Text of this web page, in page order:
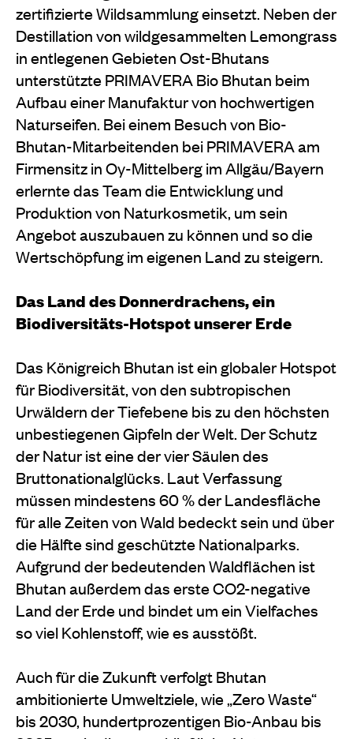
zertifizierte Wildsammlung einsetzt. Neben der
Destillation von wildgesammelten Lemongrass
in entlegenen Gebieten Ost-Bhutans
unterstützte PRIMAVERA Bio Bhutan beim
Aufbau einer Manufaktur von hochwertigen
Naturseifen. Bei einem Besuch von Bio-
Bhutan-Mitarbeitenden bei PRIMAVERA am
Firmensitz in Oy-Mittelberg im Allgäu/Bayern
erlernte das Team die Entwicklung und
Produktion von Naturkosmetik, um sein
Angebot auszubauen zu können und so die
Wertschöpfung im eigenen Land zu steigern.
Das Land des Donnerdrachens, ein
Biodiversitäts-Hotspot unserer Erde
Das Königreich Bhutan ist ein globaler Hotspot
für Biodiversität, von den subtropischen
Urwäldern der Tiefebene bis zu den höchsten
unbestiegenen Gipfeln der Welt. Der Schutz
der Natur ist eine der vier Säulen des
Bruttonationalglücks. Laut Verfassung
müssen mindestens 60 % der Landesfläche
für alle Zeiten von Wald bedeckt sein und über
die Hälfte sind geschützte Nationalparks.
Aufgrund der bedeutenden Waldflächen ist
Bhutan außerdem das erste CO2-negative
Land der Erde und bindet um ein Vielfaches
so viel Kohlenstoff, wie es ausstößt.
Auch für die Zukunft verfolgt Bhutan
ambitionierte Umweltziele, wie „Zero Waste“
bis 2030, hundertprozentigen Bio-Anbau bis